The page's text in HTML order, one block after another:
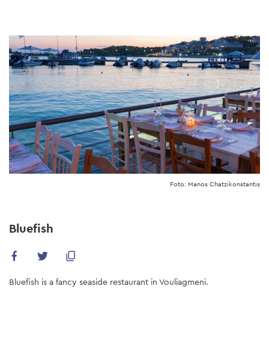
to
main
content
Foto: Manos Chatzikonstantis
Bluefish
Bluefish is a fancy seaside restaurant in Vouliagmeni.